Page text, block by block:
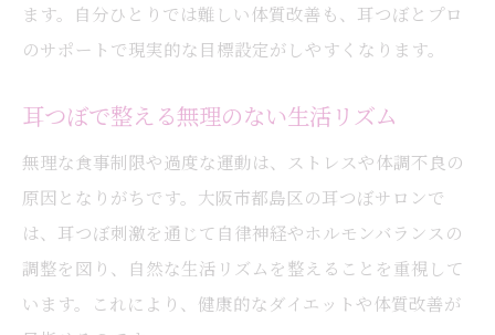
ます。自分ひとりでは難しい体質改善も、耳つぼとプロ
のサポートで現実的な目標設定がしやすくなります。
耳つぼで整える無理のない生活リズム
無理な食事制限や過度な運動は、ストレスや体調不良の
原因となりがちです。大阪市都島区の耳つぼサロンで
は、耳つぼ刺激を通じて自律神経やホルモンバランスの
調整を図り、自然な生活リズムを整えることを重視して
います。これにより、健康的なダイエットや体質改善が